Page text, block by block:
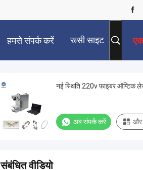
हमसे संपर्क करें रूसी साइट
नई स्थिति 220v फाइबर ऑप्टिक
अब संपर्क करें और
संबंधित वीडियो